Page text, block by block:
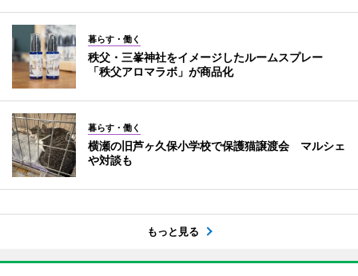
暮らす・働く
秩父・三峯神社をイメージしたルームスプレー
「秩父アロマラボ」が商品化
暮らす・働く
横瀬の旧芦ヶ久保小学校で保護猫譲渡会 マルシェ
や対談も
もっと見る